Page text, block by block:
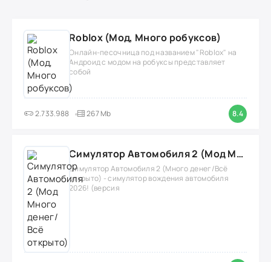
Roblox (Мод, Много робуксов)
Онлайн-песочница под названием "Roblox" на
Андроид с модом на робуксы представляет
собой
2.733.988 267 Mb 8.4
Симулятор Автомобиля 2 (Мод Много денег/Всё открыто)
Симулятор Автомобиля 2 (Много денег/Всё
открыто) - симулятор вождения автомобиля
2026! (версия